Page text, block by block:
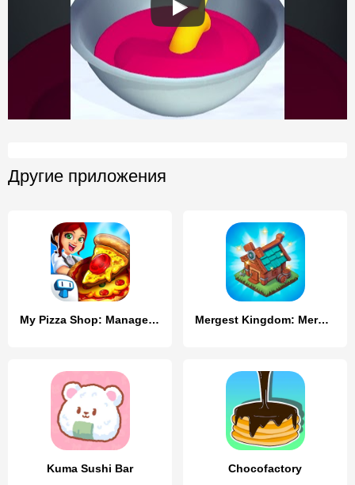
Другие приложения
My Pizza Shop: Management Game Mergest Kingdom: Merge game
Kuma Sushi Bar Chocofactory